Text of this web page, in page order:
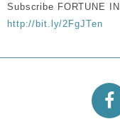
Subscribe FORTUNE
http://bit.ly/2FgJTen